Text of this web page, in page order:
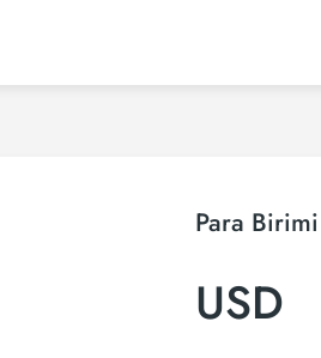
Para Birimi
USD